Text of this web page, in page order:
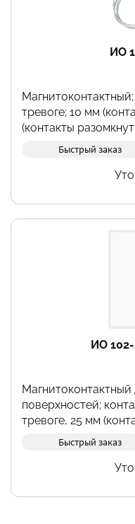
ИО
тревоге; 10 мм
(контакты
Быстрый заказ
ИО
Магнитоконтактный
поверхностей;
тревоге, 25 мм
Быстрый заказ